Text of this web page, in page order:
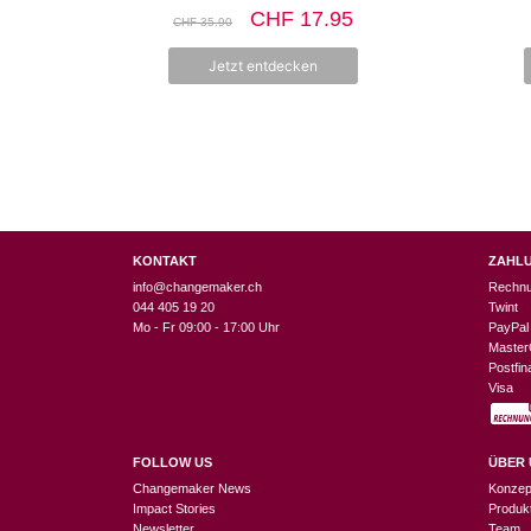
v
5
CHF35.90
Ursprünglicher
war:
CHF 35.90
CHF 17.95Aktueller
CHF 17.95.
Jetzt entdecken
KONTAKT
info@changemaker.ch
044 405 19 20
Mo - Fr 09:00 - 17:00 Uhr
FOLLOW US
Changemaker News
Impact Stories
Twint
PayPal
Visa
ÜBER